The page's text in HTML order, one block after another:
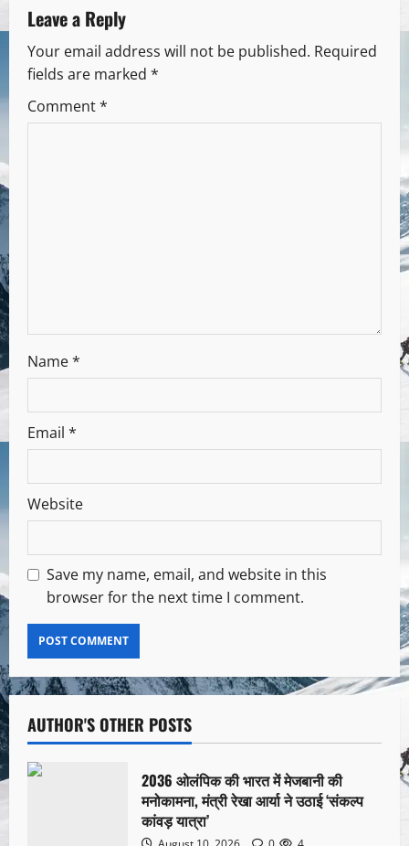
Leave a Reply
Your email address will not be published. Required
fields are marked *
Comment*
Name*
Email *
Website
Save my name, email, and website in this
browser for the next time I comment.
AUTHOR'S OTHER POSTS
2036 ओलंपिक की भारत में मेजबानी की
मनोकामना, मंत्री रेखा आर्या ने उठाई ‘संकल्प
कांवड़ यात्रा’